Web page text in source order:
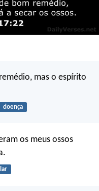
mas o espírito
doença
os meus ossos